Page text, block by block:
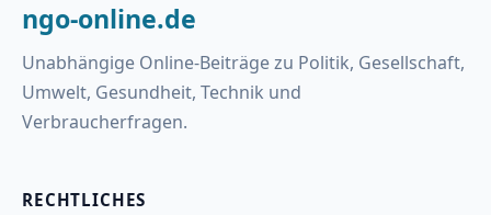
ngo-online.de
Unabhängige Online-Beiträge zu Politik, Gesellschaft,
Umwelt, Gesundheit, Technik und
Verbraucherfragen.
RECHTLICHES